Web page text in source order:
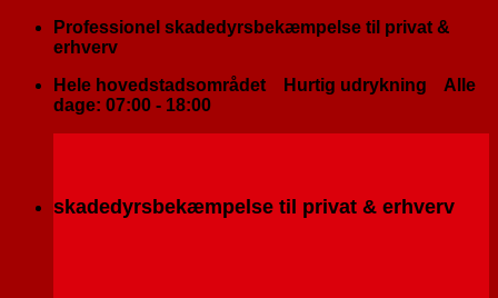
FortsætProfessionel skadedyrsbekæmpelse til privat &
erhverv
Hele hovedstadsområdet
Hurtig udrykning
Alle
dage: 07:00 - 18:00
skadedyrsbekæmpelse til privat & erhverv